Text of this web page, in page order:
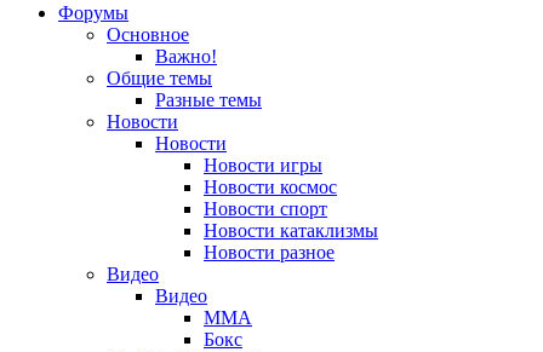
вкладке)
новой
вкладке)
новой
вкладке)
Форумы
Основное
Важно!
Общие темы
Разные темы
Новости
Новости
Новости игры
Новости космос
Новости спорт
Новости катаклизмы
Новости разное
Видео
Видео
ММА
Бокс